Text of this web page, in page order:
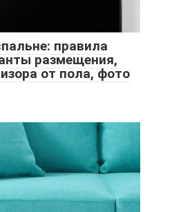
правила
размещения,
от пола, фото